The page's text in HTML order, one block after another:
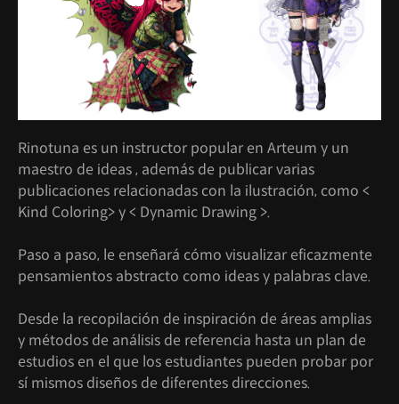
Rinotuna es un instructor popular en Arteum y un
maestro de ideas , además de publicar varias
publicaciones relacionadas con la ilustración, como <
Kind Coloring> y < Dynamic Drawing >.
Paso a paso, le enseñará cómo visualizar eficazmente
pensamientos abstracto como ideas y palabras clave.
Desde la recopilación de inspiración de áreas amplias
y métodos de análisis de referencia hasta un plan de
estudios en el que los estudiantes pueden probar por
sí mismos diseños de diferentes direcciones.